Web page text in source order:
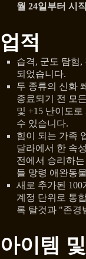
월 24일부터 시
업적
습격, 군도 탐험
되었습니다.
두 종류의 신화
종료되기 전 모
및 +15 난이도
수 있습니다.
힘이 되는 가족
달라에서 한 속
전에서 승리하
들 망령 애완동
새로 추가된
계정 단위로 통
록 탈것과 "존경
아이템